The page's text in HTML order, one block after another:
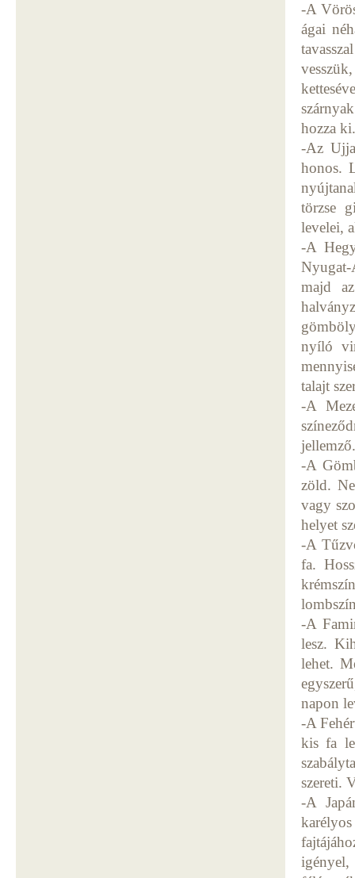
-A
ágai
hozza ki.
-Az
honos.
törzse
levelei,
-A
Nyugat-
majd
nyíló
talajt
-A
-A
zöld.
vagy
helyet
-A
fa.
-A
lesz.
lehet.
napon
-A
kis fa
szereti.
-A